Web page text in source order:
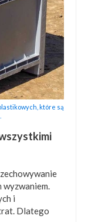
które są
wyzwaniem.
i
Dlatego